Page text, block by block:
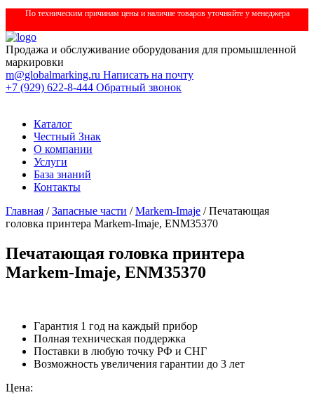
По техническим причинам цены и наличие товаров уточняйте у менеджера
Продажа и обслуживание оборудования для промышленной
маркировки
m@globalmarking.ru Написать на почту
+7 (929) 622-8-444 Обратный звонок
Каталог
Честный Знак
О компании
Услуги
База знаний
Контакты
Главная /Запасные части /Markem-Imaje / Печатающая
головка принтера Markem-Imaje, ENM35370
Печатающая головка принтера
Markem-Imaje, ENM35370
Гарантия 1 год на каждый прибор
Полная техническая поддержка
Поставки в любую точку РФ и СНГ
Возможность увеличения гарантии до 3 лет
Цена: